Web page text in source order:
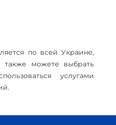
по всей Украине,
также можете выбрать
услугами